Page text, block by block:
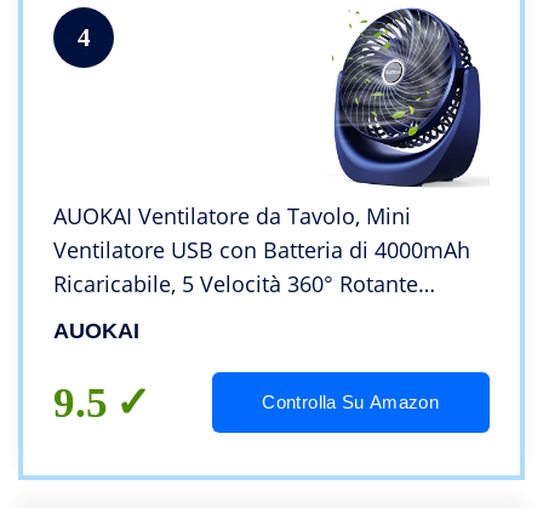
4
AUOKAI Ventilatore da Tavolo, Mini
Ventilatore USB con Batteria di 4000mAh
Ricaricabile, 5 Velocità 360° Rotante
Ventilatore da Silenzioso, Ventilatore
AUOKAI
9.5 Controlla Su Amazon